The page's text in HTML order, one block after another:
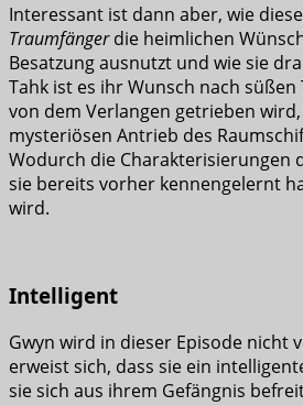
Interessant ist dann aber, wie
Traumfängerdie heimlichen
Besatzung ausnutzt und wie sie
Tahk ist es ihr Wunsch nach
von dem Verlangen getrieben
mysteriösen Antrieb des
Wodurch die Charakterisierungen
sie bereits vorher kennengelernt
wird.
Intelligent
Gwyn wird in dieser Episode nicht
erweist sich, dass sie ein
sie sich aus ihrem Gefängnis